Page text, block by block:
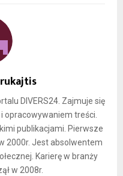
DIVERS24. Zajmuje się
opracowywaniem treści.
publikacjami. Pierwsze
2000r. Jest absolwentem
Karierę w branży
w 2008r.